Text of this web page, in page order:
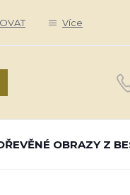
Více
OBRAZY Z